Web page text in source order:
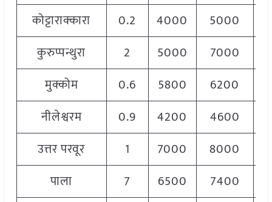
कोट्टाराक्कारा
0.2 4000 5000
कुरुप्पन्थुरा
2 5000 7000
मुक्कोम
0.6 5800 6200
नीलेश्वरम
0.9 4200 4600
उत्तर परवूर
1 7000 8000
पाला
7 6500 7400